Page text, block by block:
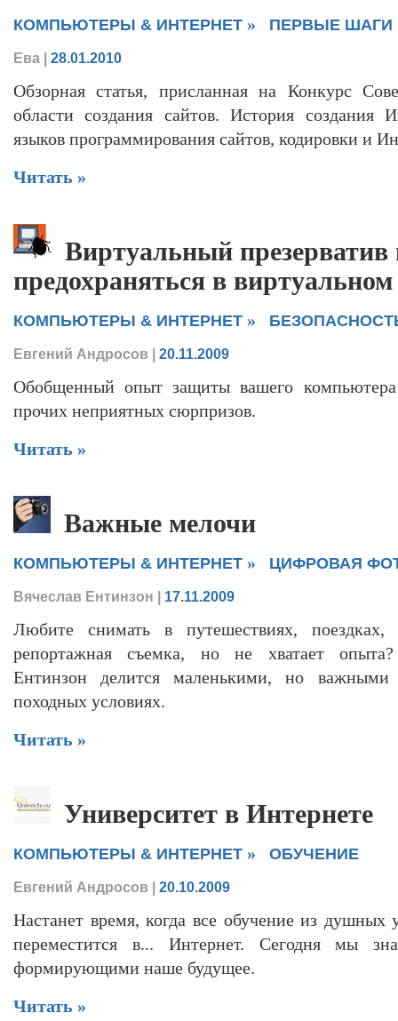
КОМПЬЮТЕРЫ & ИНТЕРНЕТ » ПЕРВЫЕ ШАГИ
Ева 28.01.2010
Обзорная статья, присланная на Конкурс
области создания сайтов. История создания
языков программирования сайтов, кодировки и
Читать »
Виртуальный презерватив
предохраняться в
КОМПЬЮТЕРЫ & ИНТЕРНЕТ »
Евгений Андросов | 20.11.2009
Обобщенный опыт защиты вашего
прочих неприятных сюрпризов.
Читать »
Важные мелочи
КОМПЬЮТЕРЫ & ИНТЕРНЕТ » ЦИФРОВАЯ
Вячеслав Ентинзон | 17.11.2009
Любите снимать в путешествиях, поездках,
репортажная съемка, но не хватает
Ентинзон делится маленькими, но важными
походных условиях.
Читать »
Университет в Интернете
КОМПЬЮТЕРЫ & ИНТЕРНЕТ » ОБУЧЕНИЕ
Евгений Андросов | 20.10.2009
Настанет время, когда все обучение из душных
переместится в... Интернет. Сегодня мы
формирующими наше будущее.
Читать »